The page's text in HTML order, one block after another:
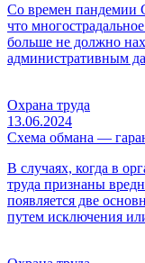
Со времен пандемии
что
больше не должно
административным
Охрана труда
13.06.2024
Схема обмана —
В случаях, когда в
труда признаны
появляется две
путем исключения